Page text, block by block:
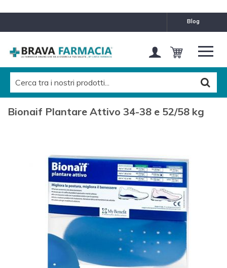
blog
Bionaif Plantare Attivo 34-38 e 52/58 kg